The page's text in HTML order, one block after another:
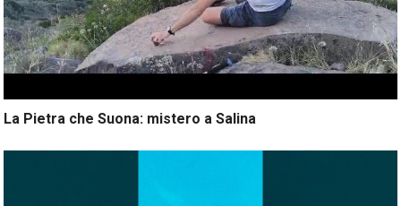
La Pietra che Suona: mistero a Salina